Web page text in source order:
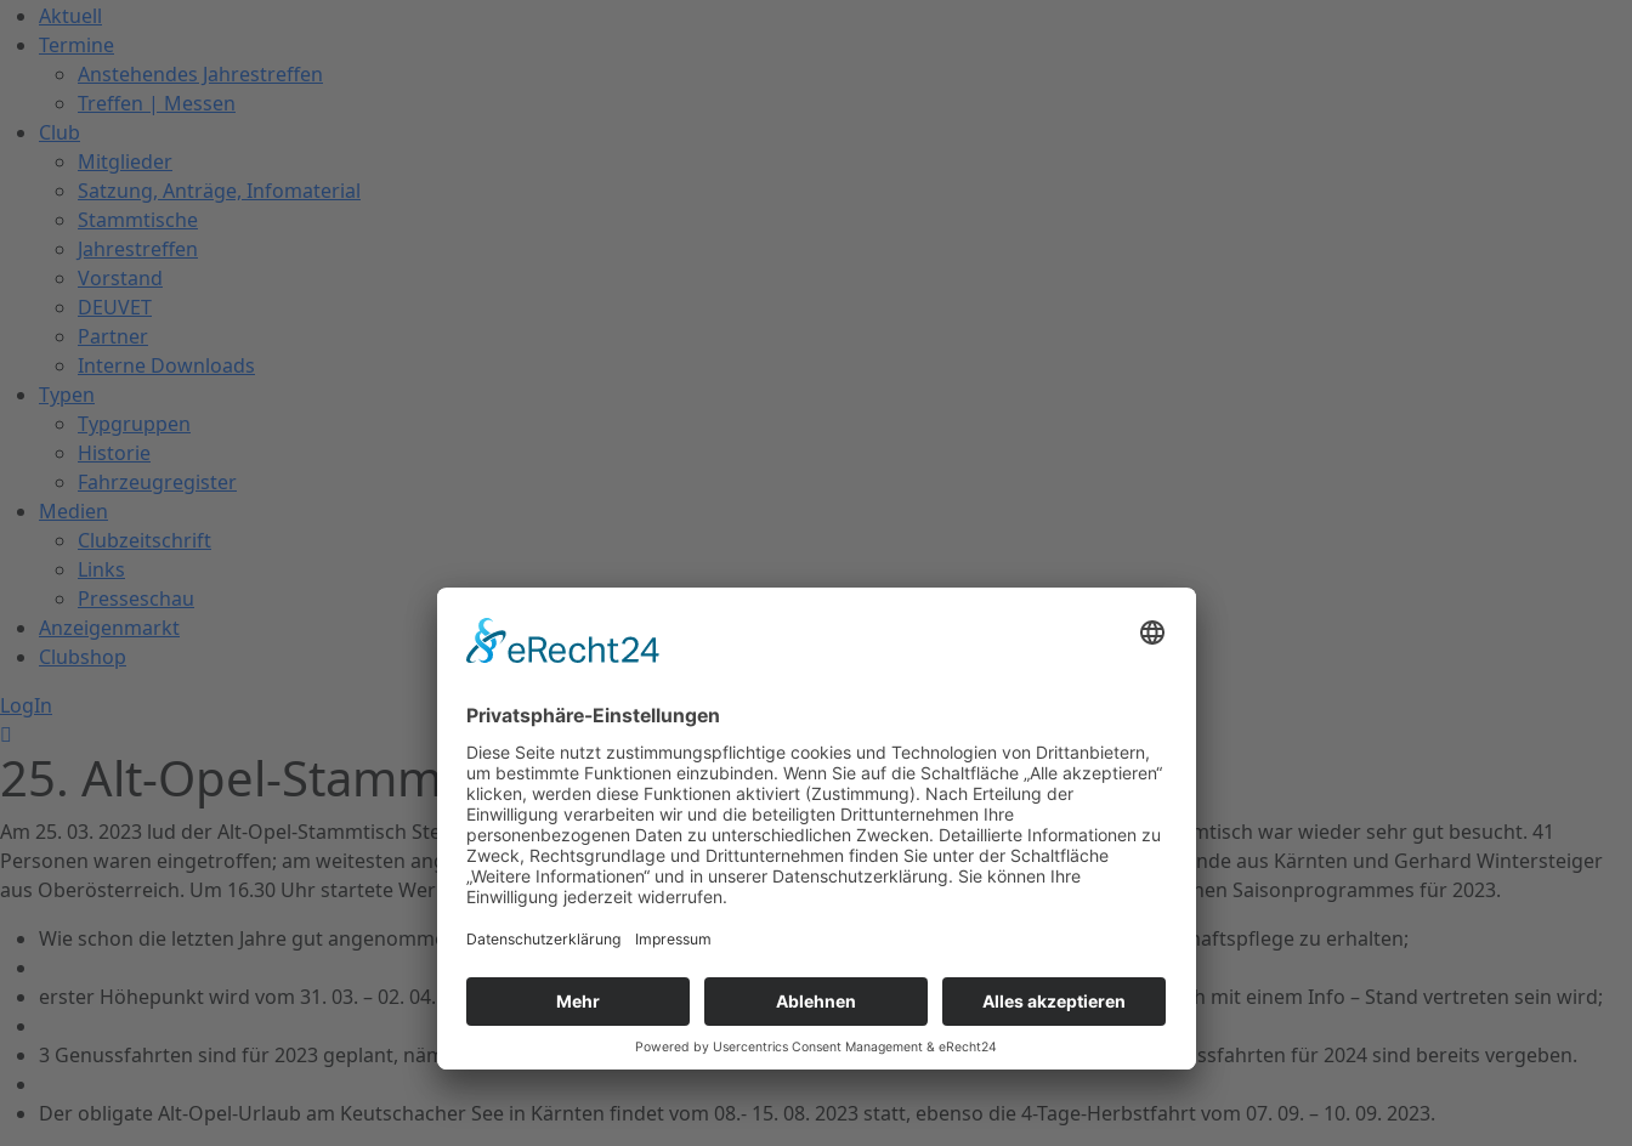
Aktuell
Termine
Anstehendes Jahrestreffen
Treffen | Messen
Club
Mitglieder
Satzung, Anträge, Infomaterial
Stammtische
Jahrestreffen
Vorstand
DEUVET
Partner
Interne Downloads
Typen
Typgruppen
Historie
Fahrzeugregister
Medien
Clubzeitschrift
Links
Presseschau
Anzeigenmarkt
Clubshop
LogIn
25. Alt-Opel-Stammtisch am 25.03.2023
Am 25. 03. 2023 lud der Alt-Opel-Stammtisch Steiermark zu seiner 25. Sitzung im Gasthof Niggas in Lannach ein. Auch dieser Stammtisch war wieder sehr gut besucht. 41
Personen waren eingetroffen; am weitesten angereist waren Heinz Kern und Familie Siedl aus dem Mostviertel, zwei Alt-Opel-Freunde aus Kärnten und Gerhard Wintersteiger
aus Oberösterreich. Um 16.30 Uhr startete Werner Pirker mit der Begrüßung der Teilnehmer und der Vorstellung des umfangreichen Saisonprogrammes für 2023.
Wie schon die letzten Jahre gut angenommen, wird es in den Wintermonaten ein monatliches Treffen geben um die Freundschaftspflege zu erhalten;
erster Höhepunkt wird vom 31. 03. – 02. 04. 2023 die Alpe-Adria-ClassicLegends-Messe in Klagenfurt sein, wo unser Stammtisch mit einem Info – Stand vertreten sein wird;
3 Genussfahrten sind für 2023 geplant, nämlich am 30. 04. 2023, 16. 07. 2023 und am 01. 10. 2023. Die Ausrichtungen der Genussfahrten für 2024 sind bereits vergeben.
Der obligate Alt-Opel-Urlaub am Keutschacher See in Kärnten findet vom 08.- 15. 08. 2023 statt, ebenso die 4-Tage-Herbstfahrt vom 07. 09. – 10. 09. 2023.